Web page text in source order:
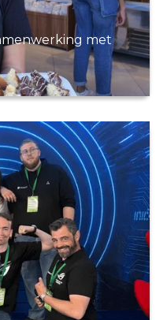
met